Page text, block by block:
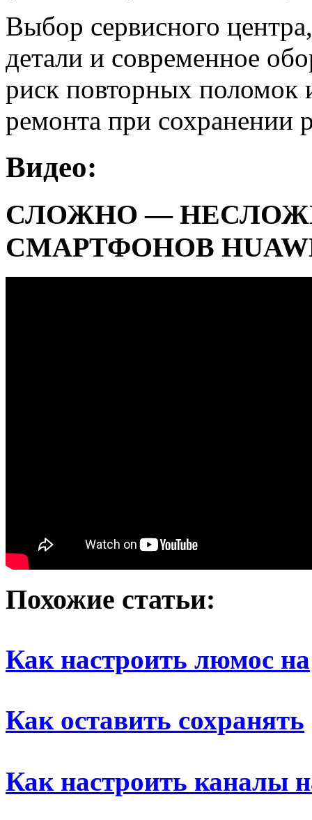
Выбор сервисного
детали и современное
риск повторных поломок
ремонта при сохранении
Видео:
СЛОЖНО —
СМАРТФОНОВ
Похожие статьи:
Как настроить люмос на
Как оставить сохранять
Как настроить каналы